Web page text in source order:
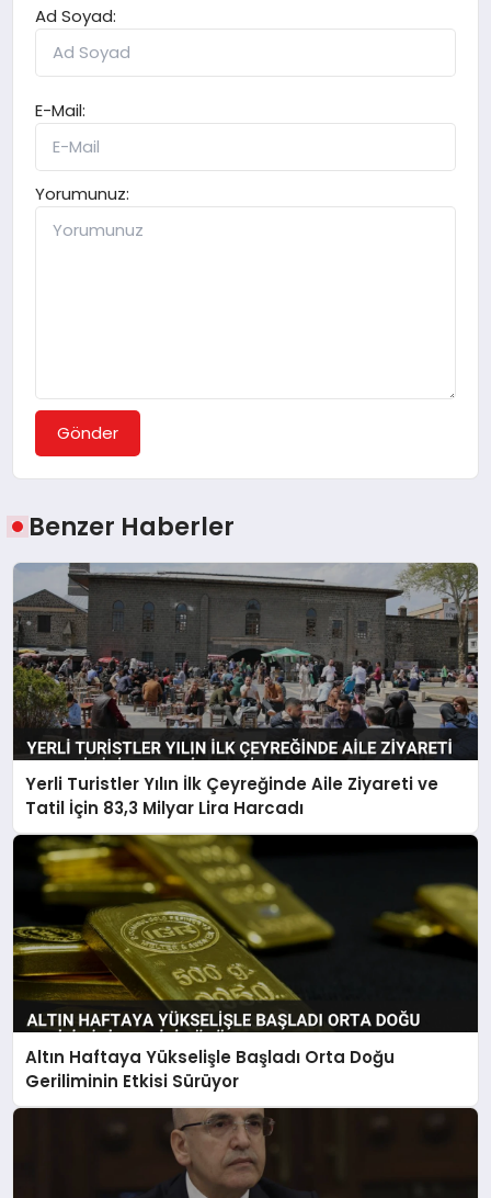
Ad Soyad:
E-Mail:
Yorumunuz:
Gönder
Benzer Haberler
Yerli Turistler Yılın İlk Çeyreğinde Aile Ziyareti ve
Tatil İçin 83,3 Milyar Lira Harcadı
Altın Haftaya Yükselişle Başladı Orta Doğu
Geriliminin Etkisi Sürüyor